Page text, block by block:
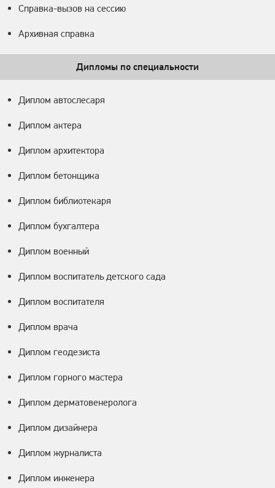
Справка-вызов на сессию
Архивная справка
Дипломы по специальности
Диплом автослесаря
Диплом актера
Диплом архитектора
Диплом бетонщика
Диплом библиотекаря
Диплом бухгалтера
Диплом военный
Диплом воспитатель детского сада
Диплом воспитателя
Диплом врача
Диплом геодезиста
Диплом горного мастера
Диплом дерматовенеролога
Диплом дизайнера
Диплом журналиста
Диплом инженера